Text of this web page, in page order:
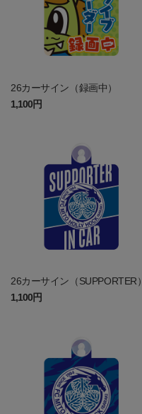
26カーサイン（録画中）
1,100円
26カーサイン（SUPPORTER）
1,100円